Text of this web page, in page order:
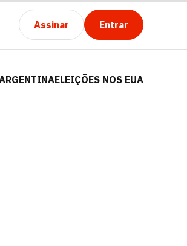
Assinar Entrar
ELEIÇÕES NOS EUA